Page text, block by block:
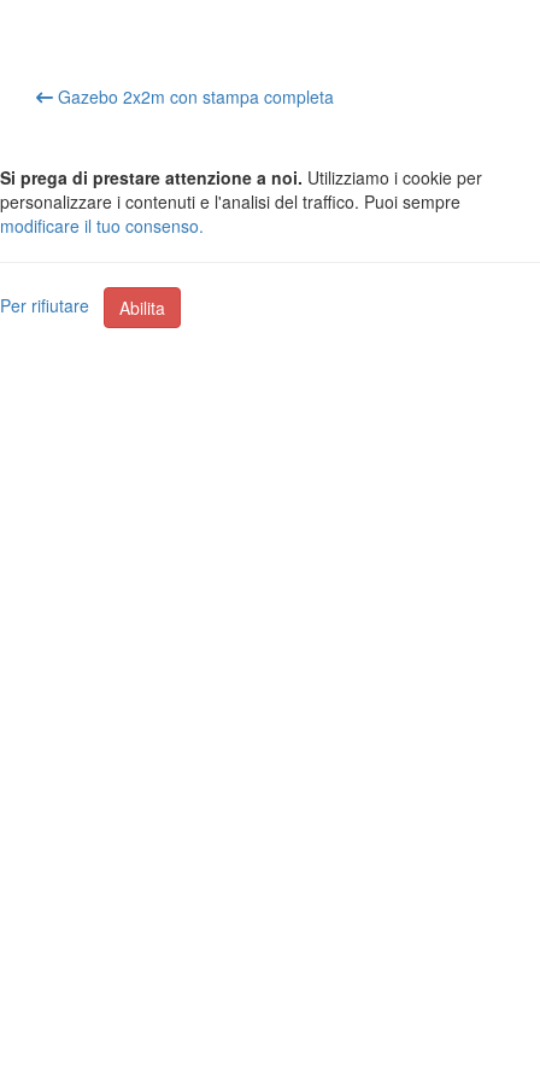
Gazebo 2x2m con stampa completa
Si prega di prestare attenzione a noi. Utilizziamo i cookie per
personalizzare i contenuti e l'analisi del traffico. Puoi sempre
modificare il tuo consenso.
Per rifiutare Abilita